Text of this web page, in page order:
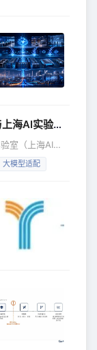
条件下运行专
硬件验证合作计划
室（上海AI实
，共同发起AI
全环节软硬件
、全环节评测
团队
验证平台工
大模型适配